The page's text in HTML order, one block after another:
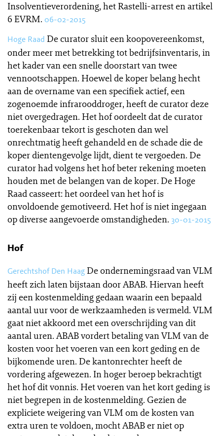
Insolventieverordening, het Rastelli-arrest en artikel
6 EVRM. 06-02-2015
Hoge Raad De curator sluit een koopovereenkomst,
onder meer met betrekking tot bedrijfsinventaris, in
het kader van een snelle doorstart van twee
vennootschappen. Hoewel de koper belang hecht
aan de overname van een specifiek actief, een
zogenoemde infrarooddroger, heeft de curator deze
niet overgedragen. Het hof oordeelt dat de curator
toerekenbaar tekort is geschoten dan wel
onrechtmatig heeft gehandeld en de schade die de
koper dientengevolge lijdt, dient te vergoeden. De
curator had volgens het hof beter rekening moeten
houden met de belangen van de koper. De Hoge
Raad casseert: het oordeel van het hof is
onvoldoende gemotiveerd. Het hof is niet ingegaan
op diverse aangevoerde omstandigheden. 30-01-2015
Hof
Gerechtshof Den HaagDe ondernemingsraad van VLM
heeft zich laten bijstaan door ABAB. Hiervan heeft
zij een kostenmelding gedaan waarin een bepaald
aantal uur voor de werkzaamheden is vermeld. VLM
gaat niet akkoord met een overschrijding van dit
aantal uren. ABAB vordert betaling van VLM van de
kosten voor het voeren van een kort geding en de
bijkomende uren. De kantonrechter heeft de
vordering afgewezen. In hoger beroep bekrachtigt
het hof dit vonnis. Het voeren van het kort geding is
niet begrepen in de kostenmelding. Gezien de
expliciete weigering van VLM om de kosten van
extra uren te voldoen, mocht ABAB er niet op